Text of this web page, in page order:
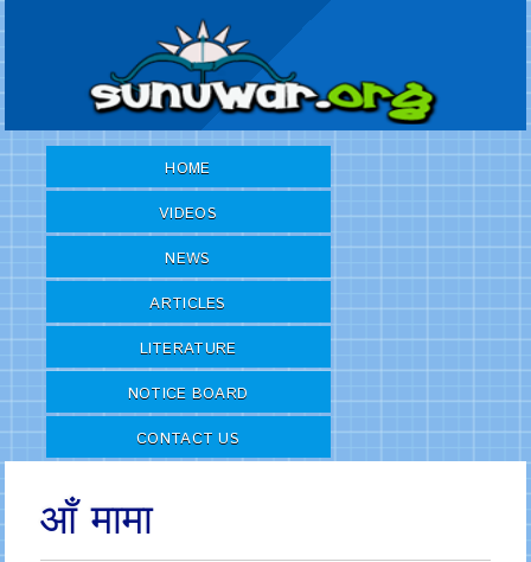
HOME
VIDEOS
NEWS
ARTICLES
LITERATURE
NOTICE BOARD
CONTACT US
आँ मामा